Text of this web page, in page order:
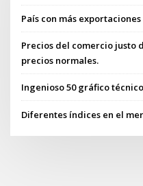
País con más
Precios del comercio justo
precios normales.
Ingenioso 50 gráfico
Diferentes índices en el